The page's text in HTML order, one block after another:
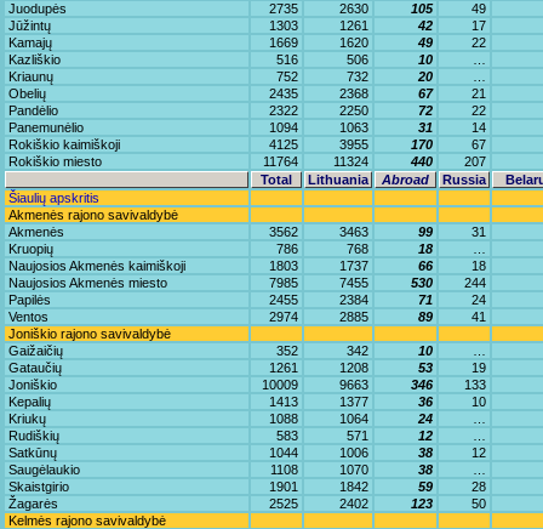
Juodupės
2735 2630 105
49
Jūžintų
1303 1261 42
17
Kamajų
1669 1620 49
22
Kazliškio
516 506 10
Kriaunų
752 732 20
Obelių
2435 2368 67
21
Pandėlio
2322 2250 72
22
Panemunėlio
1094 1063 31
14
Rokiškio kaimiškoji
4125 3955 170
67
Rokiškio miesto
11764 11324 440
207
Total
Lithuania Abroad Russia
Šiaulių apskritis
Akmenės rajono savivaldybė
Akmenės
3562 3463 99
31
Kruopių
786 768 18
Naujosios Akmenės kaimiškoji
1803 1737 66
18
Naujosios Akmenės miesto
7985 7455 530
244
Papilės
2455 2384 71
24
Ventos
2974 2885 89
41
Joniškio rajono savivaldybė
Gaižaičių
352 342 10
Gataučių
1261 1208 53
19
Joniškio
10009 9663 346
133
Kepalių
1413 1377 36
10
Kriukų
1088 1064 24
Rudiškių
583 571 12
Satkūnų
1044 1006 38
12
Saugėlaukio
1108 1070 38
Skaistgirio
1901 1842 59
28
Žagarės
2525 2402 123
50
Kelmės rajono savivaldybė